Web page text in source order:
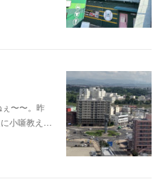
〜〜。昨
小噺教え…